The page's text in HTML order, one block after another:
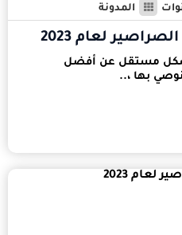
المدونة
مستقل عن أفضل
بها ،..